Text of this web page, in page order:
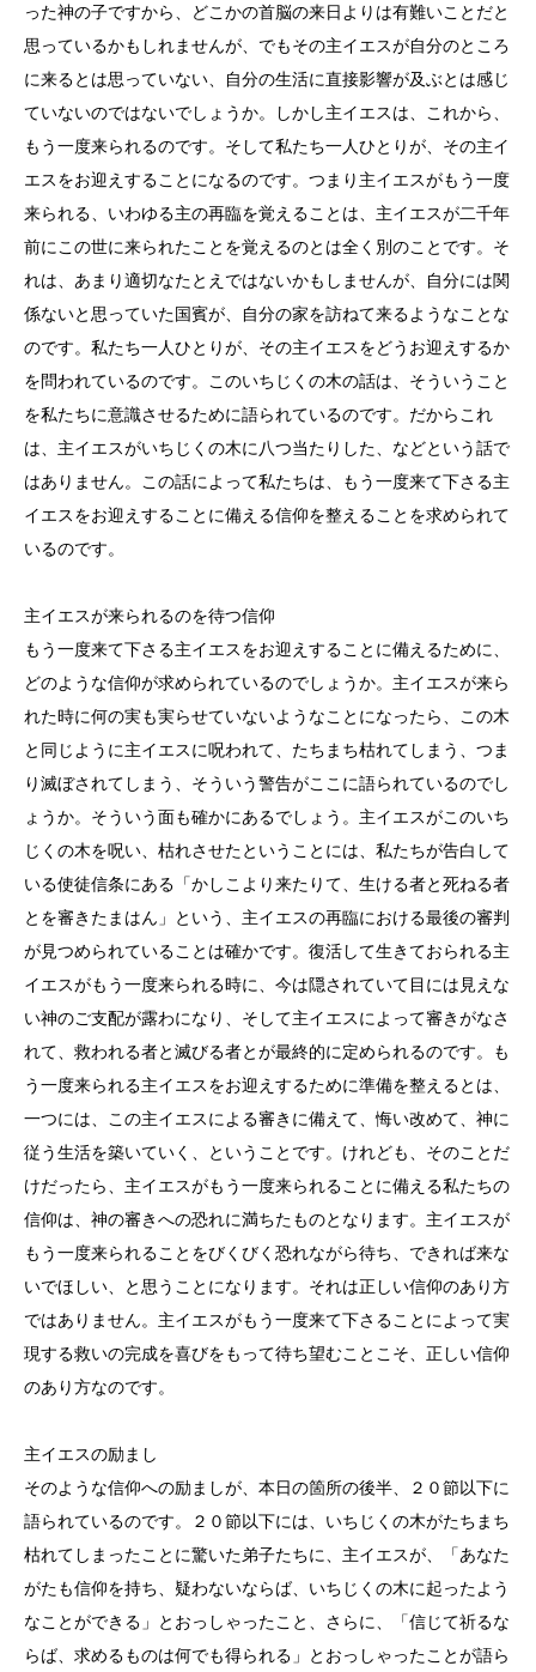
った神の子ですから、どこかの首脳の来日よりは有難いことだと
思っているかもしれませんが、でもその主イエスが自分のところ
に来るとは思っていない、自分の生活に直接影響が及ぶとは感じ
ていないのではないでしょうか。しかし主イエスは、これから、
もう一度来られるのです。そして私たち一人ひとりが、その主イ
エスをお迎えすることになるのです。つまり主イエスがもう一度
来られる、いわゆる主の再臨を覚えることは、主イエスが二千年
前にこの世に来られたことを覚えるのとは全く別のことです。そ
れは、あまり適切なたとえではないかもしませんが、自分には関
係ないと思っていた国賓が、自分の家を訪ねて来るようなことな
のです。私たち一人ひとりが、その主イエスをどうお迎えするか
を問われているのです。このいちじくの木の話は、そういうこと
を私たちに意識させるために語られているのです。だからこれ
は、主イエスがいちじくの木に八つ当たりした、などという話で
はありません。この話によって私たちは、もう一度来て下さる主
イエスをお迎えすることに備える信仰を整えることを求められて
いるのです。
主イエスが来られるのを待つ信仰
もう一度来て下さる主イエスをお迎えすることに備えるために、
どのような信仰が求められているのでしょうか。主イエスが来ら
れた時に何の実も実らせていないようなことになったら、この木
と同じように主イエスに呪われて、たちまち枯れてしまう、つま
り滅ぼされてしまう、そういう警告がここに語られているのでし
ょうか。そういう面も確かにあるでしょう。主イエスがこのいち
じくの木を呪い、枯れさせたということには、私たちが告白して
いる使徒信条にある「かしこより来たりて、生ける者と死ねる者
とを審きたまはん」という、主イエスの再臨における最後の審判
が見つめられていることは確かです。復活して生きておられる主
イエスがもう一度来られる時に、今は隠されていて目には見えな
い神のご支配が露わになり、そして主イエスによって審きがなさ
れて、救われる者と滅びる者とが最終的に定められるのです。も
う一度来られる主イエスをお迎えするために準備を整えるとは、
一つには、この主イエスによる審きに備えて、悔い改めて、神に
従う生活を築いていく、ということです。けれども、そのことだ
けだったら、主イエスがもう一度来られることに備える私たちの
信仰は、神の審きへの恐れに満ちたものとなります。主イエスが
もう一度来られることをびくびく恐れながら待ち、できれば来な
いでほしい、と思うことになります。それは正しい信仰のあり方
ではありません。主イエスがもう一度来て下さることによって実
現する救いの完成を喜びをもって待ち望むことこそ、正しい信仰
のあり方なのです。
主イエスの励まし
そのような信仰への励ましが、本日の箇所の後半、２０節以下に
語られているのです。２０節以下には、いちじくの木がたちまち
枯れてしまったことに驚いた弟子たちに、主イエスが、「あなた
がたも信仰を持ち、疑わないならば、いちじくの木に起ったよう
なことができる」とおっしゃったこと、さらに、「信じて祈るな
らば、求めるものは何でも得られる」とおっしゃったことが語ら